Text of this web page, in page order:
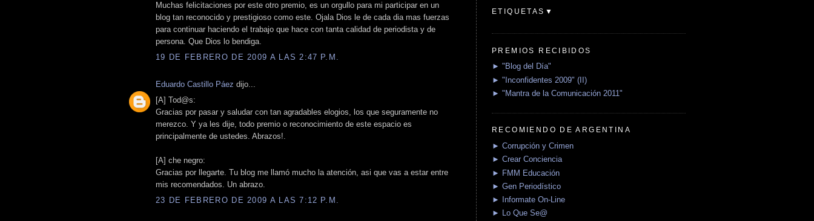
Muchas felicitaciones por este otro premio, es un orgullo para mi participar en un
blog tan reconocido y prestigioso como este. Ojala Dios le de cada dia mas fuerzas
para continuar haciendo el trabajo que hace con tanta calidad de periodista y de
persona. Que Dios lo bendiga.
19 DE FEBRERO DE 2009 A LAS 2:47 P.M.
Eduardo Castillo Páez dijo...
[A] Tod@s:
Gracias por pasar y saludar con tan agradables elogios, los que seguramente no
merezco. Y ya les dije, todo premio o reconocimiento de este espacio es
principalmente de ustedes. Abrazos!.
[A] che negro:
Gracias por llegarte. Tu blog me llamó mucho la atención, asi que vas a estar entre
mis recomendados. Un abrazo.
23 DE FEBRERO DE 2009 A LAS 7:12 P.M.
ETIQUETAS▼
PREMIOS RECIBIDOS
► "Blog del Día"
► "Inconfidentes 2009" (II)
► "Mantra de la Comunicación 2011"
RECOMIENDO DE ARGENTINA
► Corrupción y Crimen
► Crear Conciencia
► FMM Educación
► Gen Periodístico
► Informate On-Line
► Lo Que Se@